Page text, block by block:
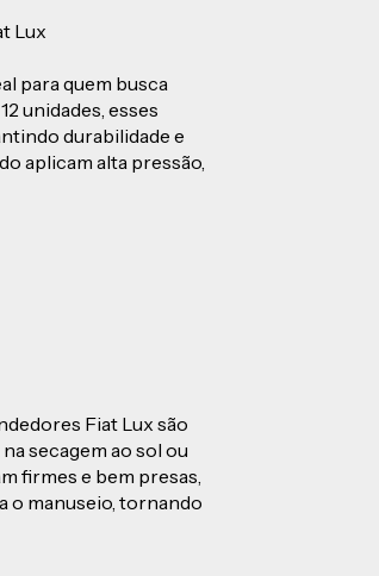
Lux
para quem busca
unidades, esses
durabilidade e
aplicam alta pressão,
Fiat Lux são
secagem ao sol ou
firmes e bem presas,
o manuseio, tornando